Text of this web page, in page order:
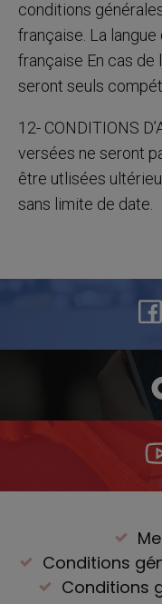
conditions
française. La
française En cas de
seront seuls
12- CONDITIONS
versées ne seront
être utlisées
sans limite de date.
Conditions
Conditions